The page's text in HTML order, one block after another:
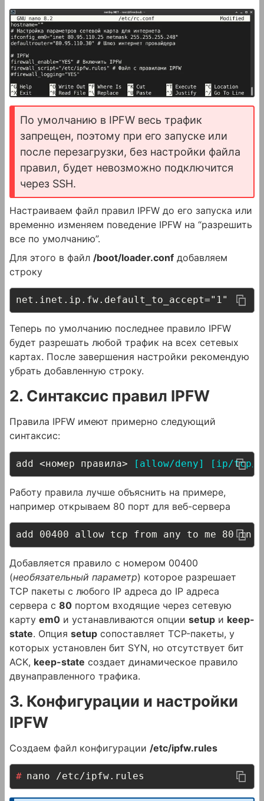
По умолчанию в IPFW весь трафик
запрещен, поэтому при его запуске или
после перезагрузки, без настройки файла
правил, будет невозможно подключится
через SSH.
Настраиваем файл правил IPFW до его запуска или
временно изменяем поведение IPFW на “разрешить
все по умолчанию”.
Для этого в файл /boot/loader.conf добавляем
строку
net.inet.ip.fw.default_to_accept="1"
Теперь по умолчанию последнее правило IPFW
будет разрешать любой трафик на всех сетевых
картах. После завершения настройки рекомендую
убрать добавленную строку.
2. Синтаксис правил IPFW
Правила IPFW имеют примерно следующий
синтаксис:
add <номер правила> [allow/deny] [ip/tcp/
Работу правила лучше объяснить на примере,
например открываем 80 порт для веб-сервера
add 00400 allow tcp from any to me 80 in
Добавляется правило с номером 00400
(необязательный параметр) которое разрешает
TCP пакеты с любого IP адреса до IP адреса
сервера с 80 портом входящие через сетевую
карту em0 и устанавливаются опции setup и keep-
state. Опция setup сопоставляет TCP-пакеты, у
которых установлен бит SYN, но отсутствует бит
ACK, keep-state создает динамическое правило
двунаправленного трафика.
3. Конфигурации и настройки
IPFW
Создаем файл конфигурации /etc/ipfw.rules
nano /etc/ipfw.rules